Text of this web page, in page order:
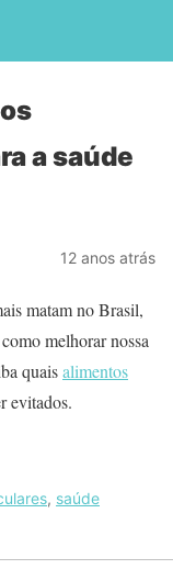
a saúde
12 anos atrás
matam no Brasil,
melhorar nossa
quaisalimentos
evitados.
, saúde